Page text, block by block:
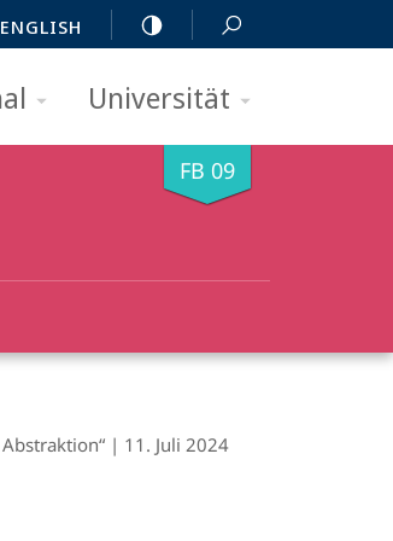
ENGLISH
Universität
FB 09
| 11. Juli 2024